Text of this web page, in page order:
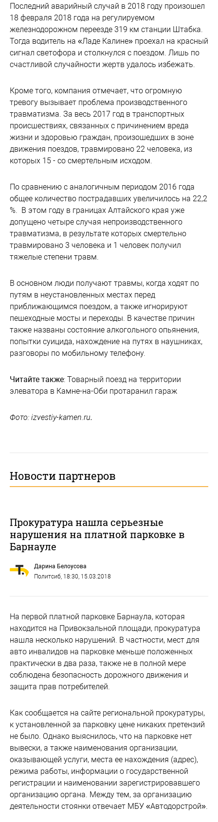
Последний аварийный случай в 2018 году произошел
18 февраля 2018 года на регулируемом
железнодорожном переезде 319 км станции Штабка.
Тогда водитель на «Ладе Калине» проехал на красный
сигнал светофора и столкнулся с поездом. Лишь по
счастливой случайности жертв удалось избежать.
Кроме того, компания отмечает, что огромную
тревогу вызывает проблема производственного
травматизма. За весь 2017 год в транспортных
происшествиях, связанных с причинением вреда
жизни и здоровью граждан, произошедших в зоне
движения поездов, травмировано 22 человека, из
которых 15 - со смертельным исходом.
По сравнению с аналогичным периодом 2016 года
общее количество пострадавших увеличилось на 22,2
%. В этом году в границах Алтайского края уже
допущено четыре случая непроизводственного
травматизма, в результате которых смертельно
травмировано 3 человека и 1 человек получил
тяжелые степени травм.
В основном люди получают травмы, когда ходят по
путям в неустановленных местах перед
приближающимся поездом, а также игнорируют
пешеходные мосты и переходы. В качестве причин
также названы состояние алкогольного опьянения,
попытки суицида, нахождение на путях в наушниках,
разговоры по мобильному телефону.
Читайте также: Товарный поезд на территории
элеватора в Камне-на-Оби протаранил гараж
Фото: izvestiy-kamen.ru.
Новости партнеров
Прокуратура нашла серьезные
нарушения на платной парковке в
Барнауле
Дарина Белоусова
Политсиб, 18:30, 15.03.2018
На первой платной парковке Барнаула, которая
находится на Привокзальной площади, прокуратура
нашла несколько нарушений. В частности, мест для
авто инвалидов на парковке меньше положенных
практически в два раза, также не в полной мере
соблюдена безопасность дорожного движения и
защита прав потребителей.
Как сообщается на сайте региональной прокуратуры,
к установленной за парковку цене никаких претензий
не было. Однако выяснилось, что на парковке нет
вывески, а также наименования организации,
оказывающей услуги, места ее нахождения (адрес),
режима работы, информации о государственной
регистрации и наименовании зарегистрировавшего
организацию органа. Между тем, за организацию
деятельности стоянки отвечает МБУ «Автодорстрой».